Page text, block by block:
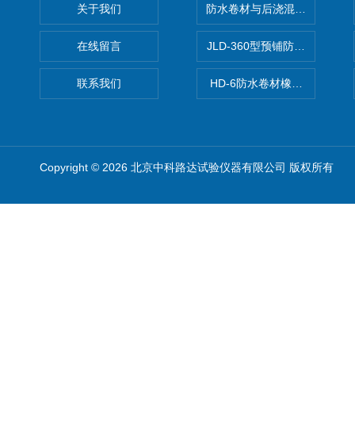
关于我们
在线留言
联系我们
防水卷材与后浇混凝土剥离强
JLD-360型预铺防水卷材抗冲
HD-6防水卷材橡胶测厚仪
Copyright © 2026 北京中科路达试验仪器有限公司 版权所有